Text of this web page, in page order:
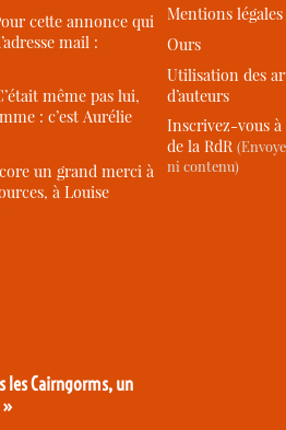
cette annonce qui
mail :
même pas lui,
: c’est Aurélie
un grand merci à
à Louise
les Cairngorms, un
»
Mentions légales
Ours
Utilisation des
d’auteurs
Inscrivez-vous
de la RdR
ni contenu)